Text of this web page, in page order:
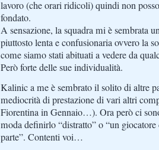
lavoro (che orari ridicoli) quindi non
fondato.
A sensazione, la squadra mi è sembrata
piuttosto lenta e confusionaria ovvero la
come siamo stati abituati a vedere da
Però forte delle sue individualità.
Kalinic a me è sembrato il solito di altre
mediocrità di prestazione di vari altri
Fiorentina in Gennaio…). Ora però ci
moda definirlo “distratto” o “un giocatore
parte”. Contenti voi…